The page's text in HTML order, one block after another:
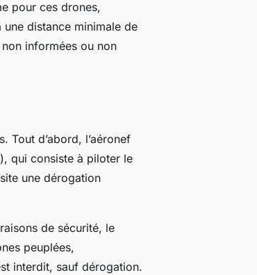
pour ces drones,
une distance minimale de
informées ou non
Tout d’abord, l’aéronef
qui consiste à piloter le
une dérogation
de sécurité, le
peuplées,
interdit, sauf dérogation.